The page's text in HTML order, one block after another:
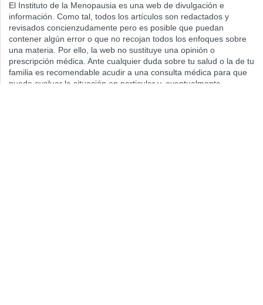
El Instituto de la Menopausia es una web de divulgación e
información. Como tal, todos los artículos son redactados y
revisados concienzudamente pero es posible que puedan
contener algún error o que no recojan todos los enfoques sobre
una materia. Por ello, la web no sustituye una opinión o
prescripción médica. Ante cualquier duda sobre tu salud o la de tu
familia es recomendable acudir a una consulta médica para que
pueda evaluar la situación en particular y, eventualmente,